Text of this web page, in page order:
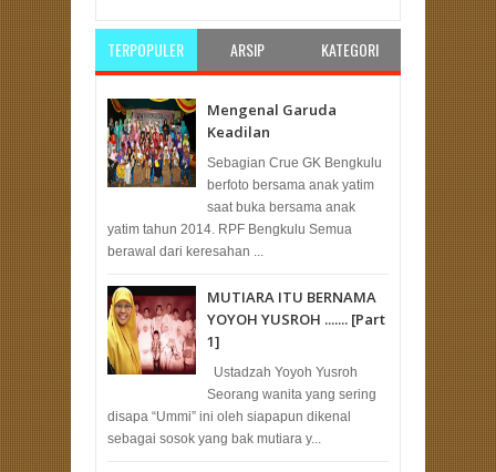
TERPOPULER ARSIP KATEGORI
Mengenal Garuda
Keadilan
Sebagian Crue GK Bengkulu
berfoto bersama anak yatim
saat buka bersama anak
yatim tahun 2014. RPF Bengkulu Semua
berawal dari keresahan ...
MUTIARA ITU BERNAMA
YOYOH YUSROH ....... [Part
1]
Ustadzah Yoyoh Yusroh
Seorang wanita yang sering
disapa “Ummi” ini oleh siapapun dikenal
sebagai sosok yang bak mutiara y...